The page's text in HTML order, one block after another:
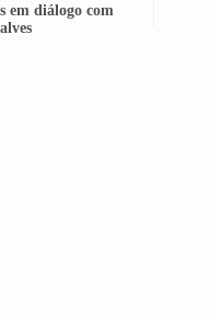
em diálogo com